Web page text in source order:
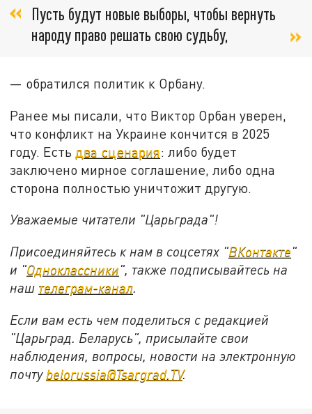
Пусть будут новые выборы, чтобы вернуть
народу право решать свою судьбу,
— обратился политик к Орбану.
Ранее мы писали, что Виктор Орбан уверен,
что конфликт на Украине кончится в 2025
году. Есть два сценария: либо будет
заключено мирное соглашение, либо одна
сторона полностью уничтожит другую.
Уважаемые читатели "Царьграда"!
Присоединяйтесь к нам в соцсетях "ВКонтакте"
и "Одноклассники", также подписывайтесь на
наш телеграм-канал.
Если вам есть чем поделиться с редакцией
"Царьград. Беларусь", присылайте свои
наблюдения, вопросы, новости на электронную
почту belorussia@Tsargrad.TV.